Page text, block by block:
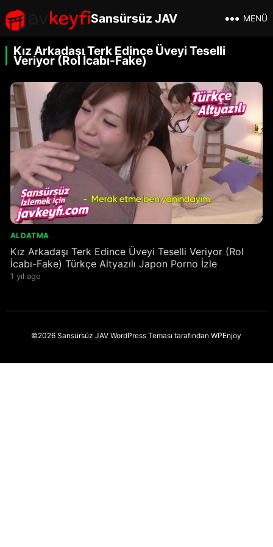
Sansürsüz JAV MENÜ
Kız Arkadaşı Terk Edince Üveyi Teselli
Veriyor (Rol İcabı-Fake)
ALDATMA
Kız Arkadaşı Terk Edince Üveyi Teselli Veriyor (Rol
İcabı-Fake) Türkçe Altyazılı Japon Porno İzle
1 yıl ago
©2026 Sansürsüz JAVWordPress Teması tarafındanWPEnjoy